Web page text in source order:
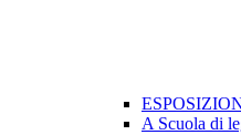
A Scuola di